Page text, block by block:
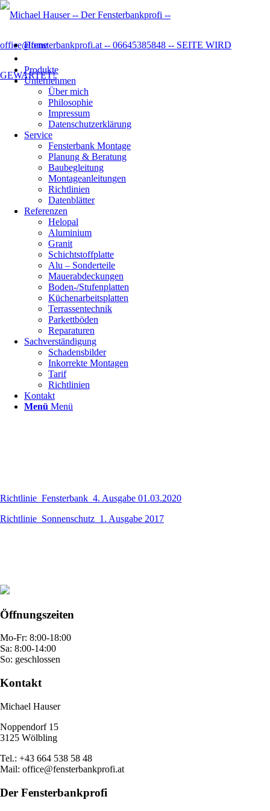
Home
Produkte
Unternehmen
Über mich
Philosophie
Impressum
Datenschutzer­klärung
Service
Fensterbank Montage
Planung & Beratung
Baubegleitung
Montageanleitungen
Richtlinien
Datenblätter
Referenzen
Helopal
Aluminium
Granit
Schichtstoffplatte
Alu – Sonderteile
Mauerabdeckungen
Boden-/Stufenplatten
Küchenarbeitsplatten
Terrassentechnik
Parkettböden
Reparaturen
Sachverständigung
Schadensbilder
Inkorrekte Montagen
Tarif
Richtlinien
Kontakt
Menü Menü
Richtlinie_Fensterbank_4. Ausgabe 01.03.2020
Richtlinie_Sonnenschutz_1. Ausgabe 2017
Öffnungszeiten
Mo-Fr: 8:00-18:00
Sa: 8:00-14:00
So: geschlossen
Kontakt
Michael Hauser
Noppendorf 15
3125 Wölbling
Tel.: +43 664 538 58 48
Mail: office@fensterbankprofi.at
Der Fensterbankprofi